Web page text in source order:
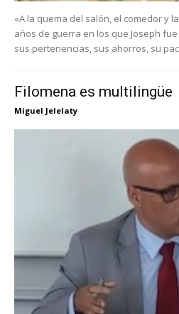
«A la quema del salón, el comedor y
años de guerra en los que Joseph
sus pertenencias, sus ahorros, su
Filomena es multilingüe
Miguel Jelelaty